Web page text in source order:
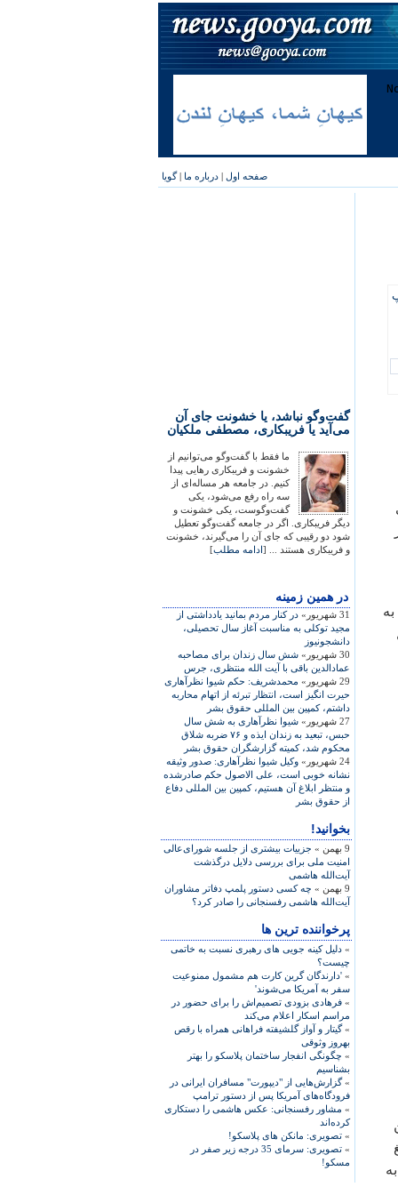
صفحه اول | درباره ما |گویا
گفت‌وگو نباشد، یا خشونت جای آن
می‌آید یا فریبکاری، مصطفی ملکیان
ما فقط با گفت‌وگو می‌توانیم از
خشونت و فریبکاری رهایی پیدا
کنیم. در جامعه هر مساله‌ای از
سه راه رفع می‌شود، یکی
گفت‌وگوست، یکی خشونت و
دیگر فریبکاری. اگر در جامعه گفت‌وگو تعطیل
شود دو رقیبی که جای آن را می‌گیرند، خشونت
و فریبکاری هستند ... [ادامه مطلب]
در همين زمينه
31 شهریور»
در کنار مردم بمانيد يادداشتی از
مجيد توکلی به مناسبت آغاز سال تحصيلی،
دانشجونيوز
30 شهریور»
شش سال زندان برای مصاحبه
عمادالدين باقی با آيت الله منتظری، جرس
29 شهریور»
محمدشريف: حکم شيوا نظرآهاری
حيرت انگيز است، انتظار تبرئه از اتهام محاربه
داشتم، کمپين بين المللی حقوق بشر
27 شهریور»
شیوا نظرآهاری به شش سال
حبس، تبعید به زندان ایذه و ۷۶ ضربه شلاق
محکوم شد، کمیته گزارشگران حقوق بشر
24 شهریور»
وکيل شيوا نظرآهاری: صدور وثيقه
نشانه خوبی است، علی الاصول حکم صادرشده
و منتظر ابلاغ آن هستيم، کمپين بين المللی دفاع
از حقوق بشر
بخوانید!
9 بهمن »
جزییات بیشتری از جلسه شورای‌عالی
امنیت ملی برای بررسی دلایل درگذشت
آیت‌الله هاشمی
9 بهمن »
چه کسی دستور پلمپ دفاتر مشاوران
آیت‌الله هاشمی رفسنجانی را صادر کرد؟
پرخواننده ترین ها
» دلیل کینه جویی های رهبری نسبت به خاتمی
چیست؟
» 'دارندگان گرین کارت هم مشمول ممنوعیت
سفر به آمریکا می‌شوند'
» فرهادی بزودی تصمیم‌اش را برای حضور در
مراسم اسکار اعلام می‌کند
»گیتار و آواز گلشیفته فراهانی همراه با رقص
بهروز وثوقی
» چگونگی انفجار ساختمان پلاسکو را بهتر
بشناسیم
»گزارش‌هایی از "دیپورت" مسافران ایرانی در
فرودگاه‌های آمریکا پس از دستور ترامپ
» مشاور رفسنجانی: عکس هاشمی را دستکاری
کرده‌اند
» تصویری: مانکن های پلاسکو!
»
تصویری: سرمای 35 درجه زیر صفر در
مسکو!